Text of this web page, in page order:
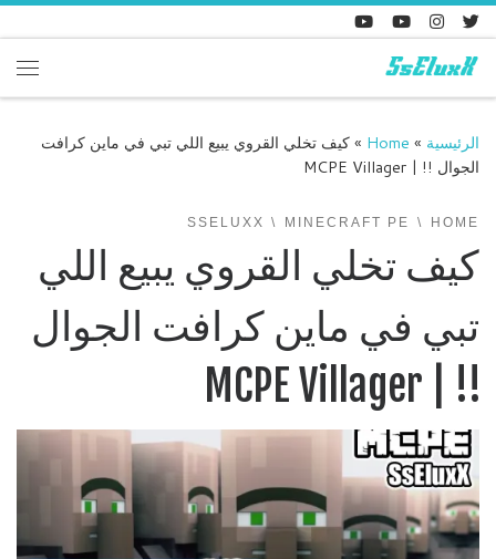
Skip to content
الرئيسية »
Home
»كيف تخلي القروي يبيع اللي تبي في ماين كرافت
الجوال !! | MCPE Villager
HOME
MINECRAFT PE
SSELUXX
كيف تخلي القروي يبيع اللي
تبي في ماين كرافت الجوال
!! | MCPE Villager